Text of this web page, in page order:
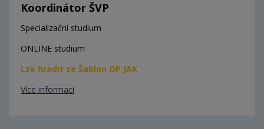
Koordinátor ŠVP
Specializační studium
ONLINE studium
Lze hradit ze Šablon OP JAK
Více informací